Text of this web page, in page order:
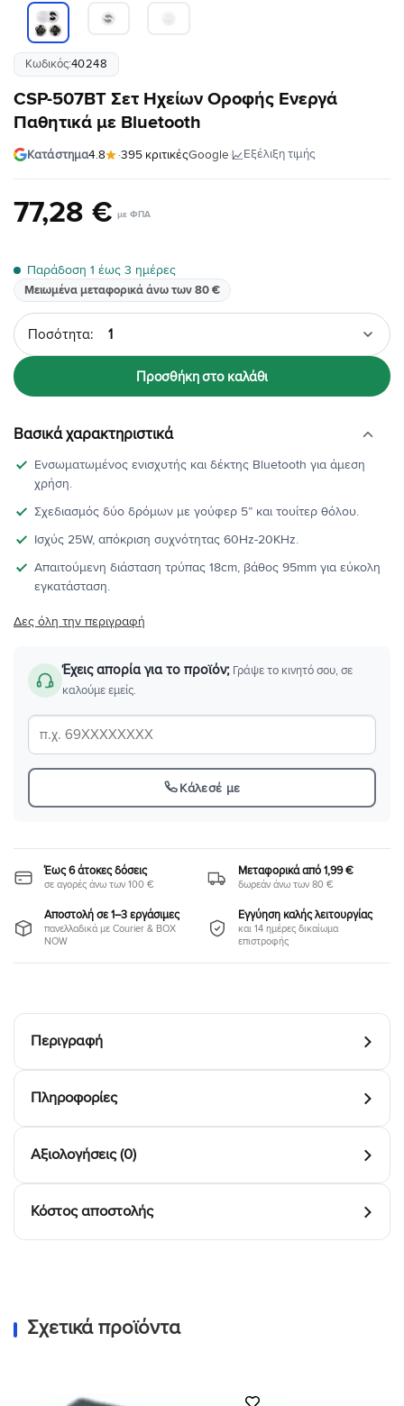
Κωδικός:40248
CSP-507BT Σετ Ηχείων Οροφής Ενεργά
Παθητικά με Bluetooth
Κατάστημα4.8 ·395 κριτικέςGoogle· Εξέλιξη τιμής
77,28 €
Παράδοση 1 έως 3 ημέρες
Μειωμένα μεταφορικά άνω των 80 €
Ποσότητα
Προσθήκη στο καλάθι
Βασικά χαρακτηριστικά
Ενσωματωμένος ενισχυτής και δέκτης Bluetooth για άμεση
χρήση.
Σχεδιασμός δύο δρόμων με γούφερ 5” και τουίτερ θόλου.
Ισχύς 25W, απόκριση συχνότητας 60Hz-20KHz.
Απαιτούμενη διάσταση τρύπας 18cm, βάθος 95mm για εύκολη
εγκατάσταση.
Δες όλη την περιγραφή
Έχεις απορία για το προϊόν; Γράψε το κινητό σου, σε
καλούμε εμείς.
Κάλεσέ με
Έως 6 άτοκες δόσεις
σε αγορές άνω των 100 €
Μεταφορικά από 1,99 €
δωρεάν άνω των 80 €
Αποστολή σε 1–3 εργάσιμες
πανελλαδικά με Courier & BOX
NOW
Εγγύηση καλής λειτουργίας
και 14 ημέρες δικαίωμα
επιστροφής
Περιγραφή
Πληροφορίες
Αξιολογήσεις (0)
Κόστος αποστολής
Σχετικά προϊόντα